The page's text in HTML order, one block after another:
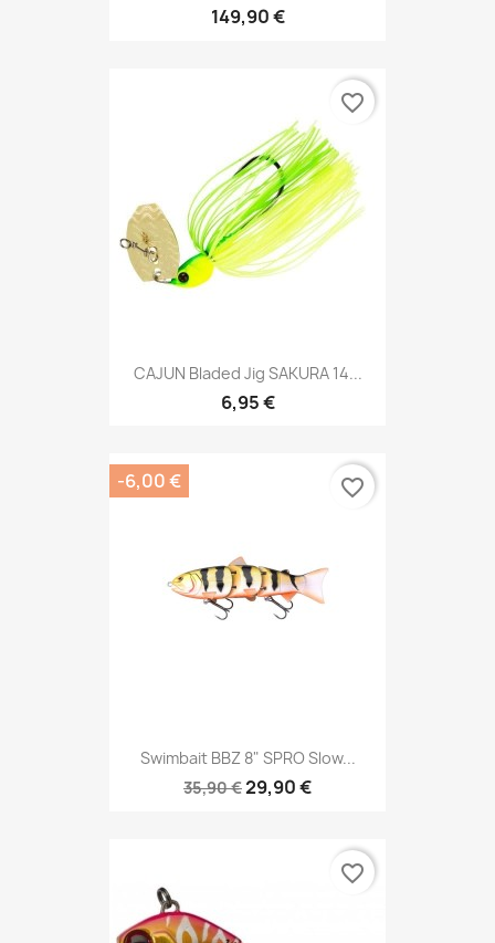
149,90 €
CAJUN Bladed Jig SAKURA 14...
6,95 €
favorite_border
Swimbait BBZ 8" SPRO Slow...
35,90 €29,90 €
-6,00 € favorite_border
favorite_border